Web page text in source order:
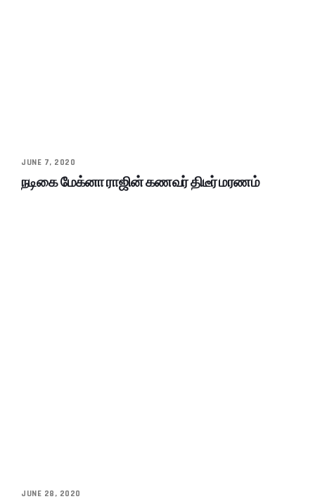
JUNE 7, 2020
நடிகை மேக்னா ராஜின் கணவர் திடீர் மரணம்
JUNE 28, 2020